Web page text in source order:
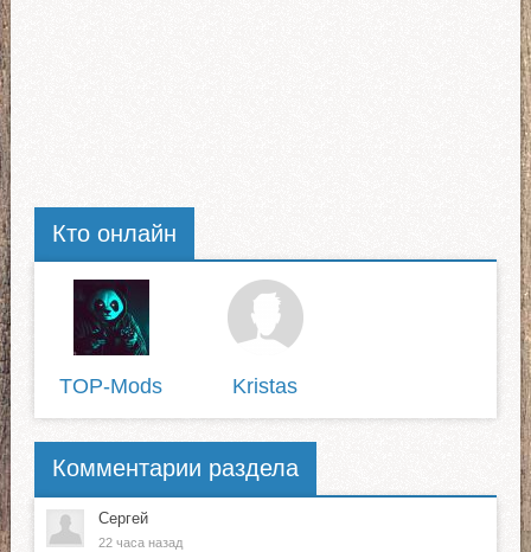
Кто онлайн
TOP-Mods Kristas
Комментарии раздела
Сергей
22 часа назад